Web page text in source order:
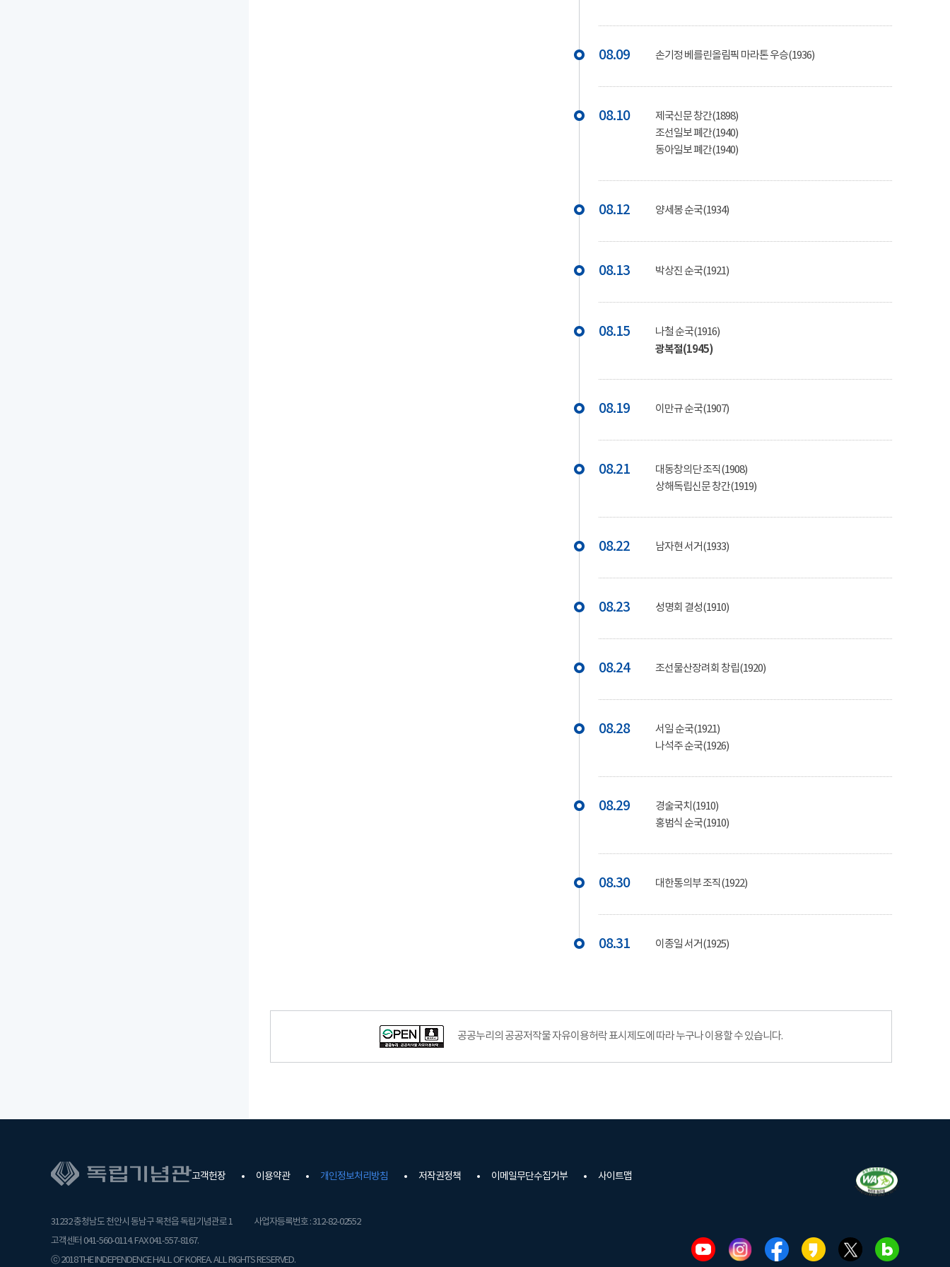
08.09 손기정 베를린올림픽 마라톤 우승(1936)
08.10
제국신문 창간(1898)
조선일보 폐간(1940)
동아일보 폐간(1940)
08.12 양세봉 순국(1934)
08.13 박상진 순국(1921)
08.15 나철 순국(1916)
광복절(1945)
08.19 이만규 순국(1907)
08.21
대동창의단 조직(1908)
상해독립신문 창간(1919)
08.22 남자현 서거(1933)
08.23 성명회 결성(1910)
08.24 조선물산장려회 창립(1920)
08.28
서일 순국(1921)
나석주 순국(1926)
08.29
경술국치(1910)
홍범식 순국(1910)
08.30 대한통의부 조직(1922)
08.31 이종일 서거(1925)
공공누리의 공공저작물 자유이용허락 표시제도에 따라 누구나 이용할 수 있습니다.
고객헌장 이용약관 개인정보처리방침 저작권정책 이메일무단수집거부 사이트맵
31232 충청남도 천안시 동남구 목천읍 독립기념관로 1
사업자등록번호 : 312-82-02552
고객센터 041-560-0114. FAX 041-557-8167.
ⓒ 2018 THE INDEPENDENCE HALL OF KOREA. ALL RIGHTS RESERVED.